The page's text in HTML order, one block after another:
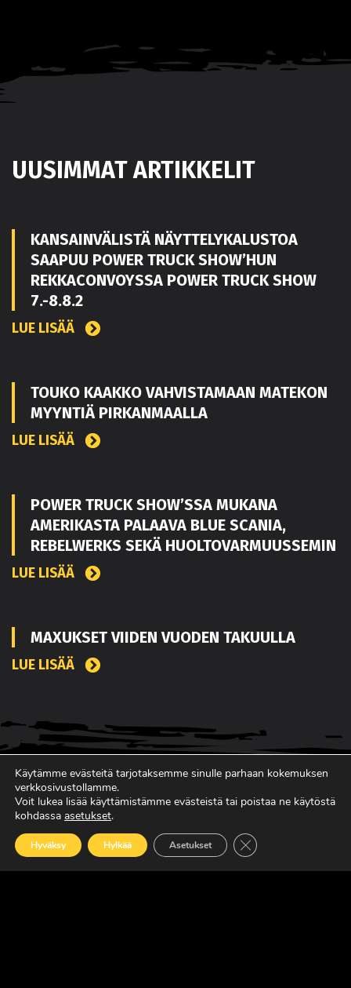
UUSIMMAT ARTIKKELIT
KANSAINVÄLISTÄ NÄYTTELYKALUSTOA
SAAPUU POWER TRUCK SHOW’HUN
REKKACONVOYSSA POWER TRUCK SHOW
7.-8.8.2
LUE LISÄÄ
TOUKO KAAKKO VAHVISTAMAAN MATEKON
MYYNTIÄ PIRKANMAALLA
LUE LISÄÄ
POWER TRUCK SHOW’SSA MUKANA
AMERIKASTA PALAAVA BLUE SCANIA,
REBELWERKS SEKÄ HUOLTOVARMUUSSEMIN
LUE LISÄÄ
MAXUKSET VIIDEN VUODEN TAKUULLA
LUE LISÄÄ
Käytämme evästeitä tarjotaksemme sinulle parhaan kokemuksen
verkkosivustollamme.
Voit lukea lisää käyttämistämme evästeistä tai poistaa ne käytöstä
kohdassa asetukset.
Hyväksy Hylkää Asetukset Sulje evästebanneri